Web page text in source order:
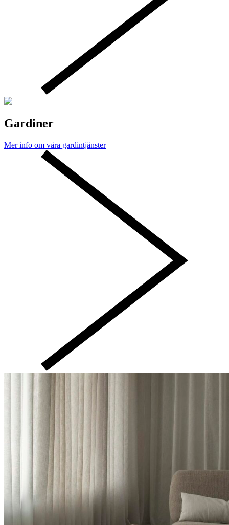
Gardiner
Mer info om våra gardintjänster